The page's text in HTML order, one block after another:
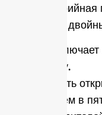
Форма с
Цена
доставку.
Стоимость
в среднем в